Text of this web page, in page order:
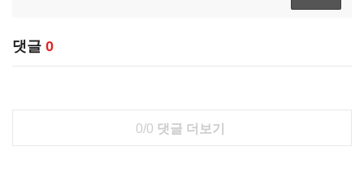
댓글 0
0/0 댓글 더보기